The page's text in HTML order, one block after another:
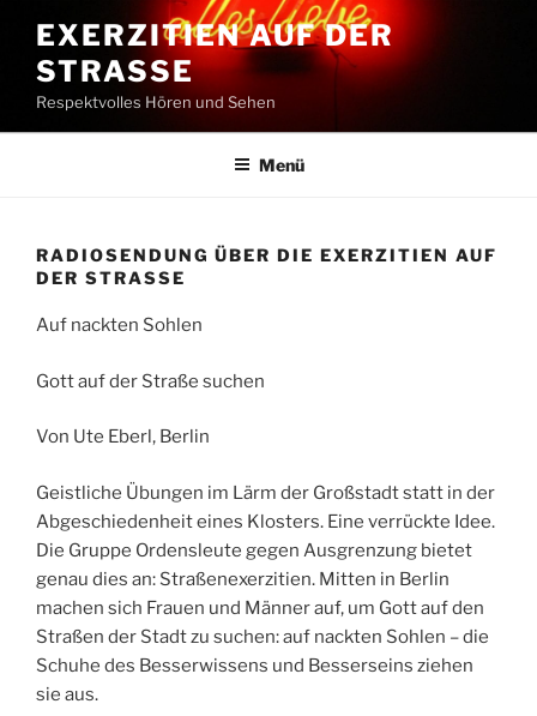
Inhalt
springen
EXERZITIEN AUF DER
STRASSE
Respektvolles Hören und Sehen
Menü
RADIOSENDUNG ÜBER DIE EXERZITIEN AUF
DER STRASSE
Auf nackten Sohlen
Gott auf der Straße suchen
Von Ute Eberl, Berlin
Geistliche Übungen im Lärm der Großstadt statt in der
Abgeschiedenheit eines Klosters. Eine verrückte Idee.
Die Gruppe Ordensleute gegen Ausgrenzung bietet
genau dies an: Straßenexerzitien. Mitten in Berlin
machen sich Frauen und Männer auf, um Gott auf den
Straßen der Stadt zu suchen: auf nackten Sohlen – die
Schuhe des Besserwissens und Besserseins ziehen
sie aus.